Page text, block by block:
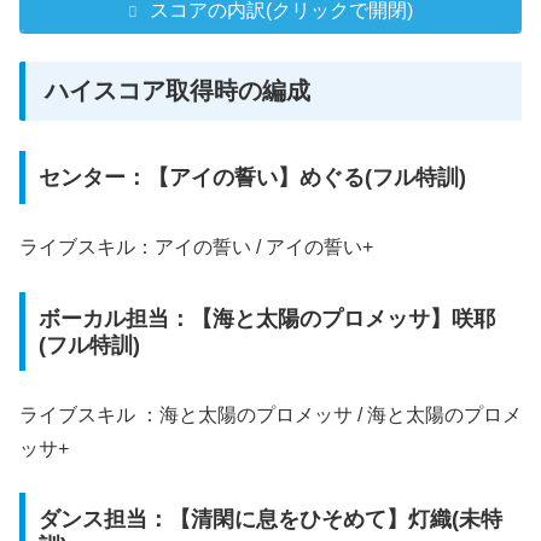
スコアの内訳(クリックで開閉)
ハイスコア取得時の編成
センター：【アイの誓い】めぐる(フル特訓)
ライブスキル：アイの誓い / アイの誓い+
ボーカル担当：【海と太陽のプロメッサ】咲耶
(フル特訓)
ライブスキル ：海と太陽のプロメッサ / 海と太陽のプロメ
ッサ+
ダンス担当：【清閑に息をひそめて】灯織(未特